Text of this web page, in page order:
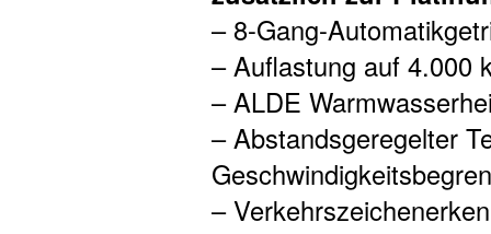
– 8-Gang-
– Auflastung auf 4.000
– ALDE
– Abstandsgeregelter
–